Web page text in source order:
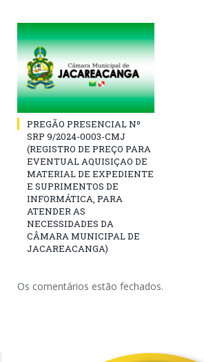
PREGÃO PRESENCIAL Nº
SRP 9/2024-0003-CMJ
(REGISTRO DE PREÇO PARA
EVENTUAL AQUISIÇAO DE
MATERIAL DE EXPEDIENTE
E SUPRIMENTOS DE
INFORMÁTICA, PARA
ATENDER AS
NECESSIDADES DA
CÂMARA MUNICIPAL DE
JACAREACANGA)
Os comentários estão fechados.